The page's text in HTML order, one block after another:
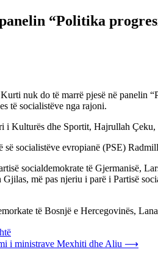
“Politika
nuk do të marrë pjesë në panelin
të socialistëve nga rajoni.
Kulturës dhe Sportit, Hajrullah
socialistëve evropianë (PSE)
socialdemokrate të
më pas njeriu i parë i Partisë
të Bosnjë e Hercegovinës,
i ministrave Mexhiti dhe Aliu ⟶